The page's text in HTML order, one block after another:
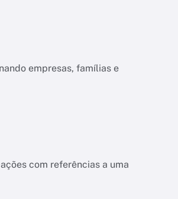
com referências a uma